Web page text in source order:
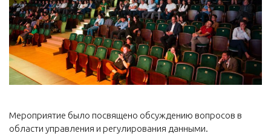
Мероприятие было посвящено обсуждению вопросов в
области управления и регулирования данными.